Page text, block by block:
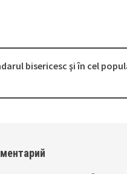
bisericesc şi în cel